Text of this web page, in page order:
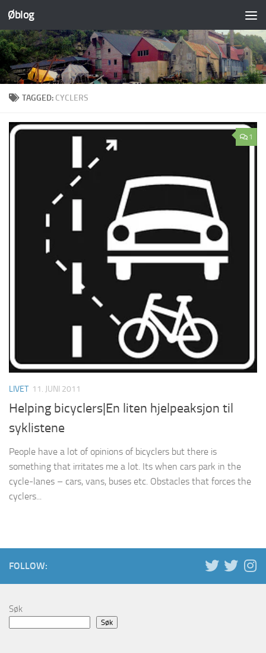
Skip to content
Øblog
TAGGED: CYCLERS
1
LIVET 11. JUNI 2011
Helping bicyclers|En liten hjelpeaksjon til
syklistene
People have a lot of opinions of bicyclers but there is
something that irritates me a lot. Its when cars park in the
cycle-lanes – cars, vans, buses etc. Obstacles that forces the
cyclers...
FOLLOW:
Søk
Søk